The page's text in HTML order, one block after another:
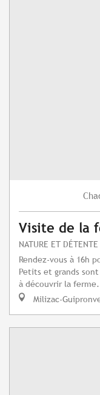
Visite de la
NATURE ET DÉTENTE
Rendez-vous à 16h
Petits et grands
à découvrir la
Milizac-